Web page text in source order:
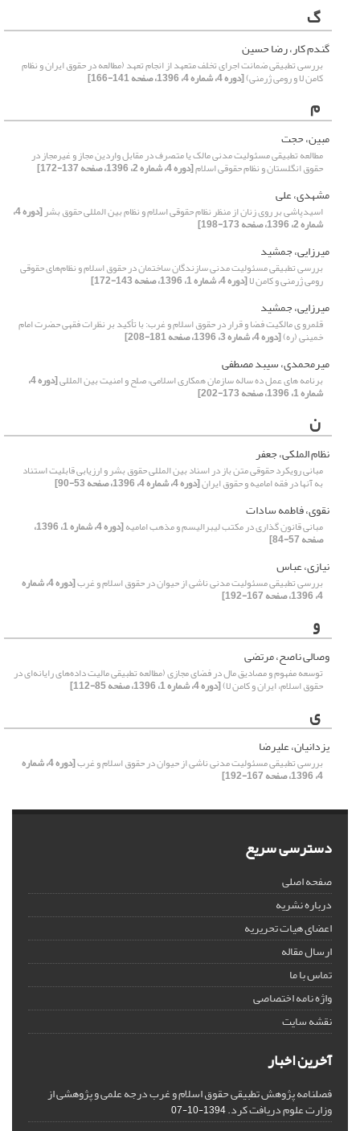
گ
گندم کار، رضا حسین
بررسی تطبیقی ضمانت اجرای تخلف متعهد از انجام تعهد (مطالعه در حقوق ایران و نظام
کامن لا و رومی ژرمنی)[دوره 4، شماره 4، 1396، صفحه 141-166]
م
مبین، حجت
مطالعه تطبیقی مسئولیت مدنی مالک یا متصرف در مقابل واردین مجاز و غیرمجاز در
حقوق انگلستان و نظام حقوقی اسلام[دوره 4، شماره 2، 1396، صفحه 137-172]
مشهدی، علی
اسیدپاشی بر روی زنان از منظر نظام حقوقی اسلام و نظام بین المللی حقوق بشر [دوره 4،
شماره 2، 1396، صفحه 173-198]
میرزایی، جمشید
بررسی تطبیقی مسئولیت مدنی سازندگان ساختمان در حقوق اسلام و نظام‌های حقوقی
رومی ژرمنی و کامن لا[دوره 4، شماره 1، 1396، صفحه 143-172]
میرزایی، جمشید
قلمرو ی مالکیت فضا و قرار در حقوق اسلام و غرب: با تأکید بر نظرات فقهی حضرت امام
خمینی (ره)[دوره 4، شماره 3، 1396، صفحه 181-208]
میرمحمدی، سیبد مصطفی
برنامه های عمل ده ساله سازمان همکاری اسلامی، صلح و امنیت بین المللی [دوره 4،
شماره 1، 1396، صفحه 173-202]
ن
نظام الملکی، جعفر
مبانی رویکرد حقوقی متن باز در اسناد بین المللی حقوق بشر و ارزیابی قابلیت استناد
به آنها در فقه امامیه و حقوق ایران[دوره 4، شماره 4، 1396، صفحه 53-90]
نقوی، فاطمه سادات
مبانی قانون گذاری در مکتب لیبرالیسم و مذهب امامیه [دوره 4، شماره 1، 1396،
صفحه 57-84]
نیازی، عباس
بررسی تطبیقی مسئولیت مدنی ناشی از حیوان در حقوق اسلام و غرب [دوره 4، شماره
4، 1396، صفحه 167-192]
و
وصالی ناصح، مرتضی
توسعه مفهوم و مصادیق مال در فضای مجازی (مطالعه تطبیقی مالیت داده‌های رایانه‌ای در
حقوق اسلام، ایران و کامن لا)[دوره 4، شماره 1، 1396، صفحه 85-112]
ی
یزدانیان، علیرضا
بررسی تطبیقی مسئولیت مدنی ناشی از حیوان در حقوق اسلام و غرب [دوره 4، شماره
4، 1396، صفحه 167-192]
دسترسی سریع
صفحه اصلی
درباره نشریه
اعضای هیات تحریریه
ارسال مقاله
تماس با ما
واژه نامه اختصاصی
نقشه سایت
آخرین اخبار
فصلنامه پژوهش تطبیقی حقوق اسلام و غرب درجه علمی و پژوهشی از
وزارت علوم دریافت کرد.1394-10-07